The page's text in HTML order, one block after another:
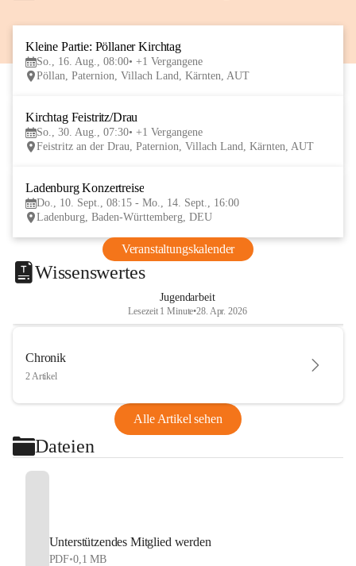
Kleine Partie: Pöllaner Kirchtag
So., 16. Aug., 08:00 +1 Vergangene
Pöllan, Paternion, Villach Land, Kärnten, AUT
Kirchtag Feistritz/Drau
So., 30. Aug., 07:30 +1 Vergangene
Feistritz an der Drau, Paternion, Villach Land, Kärnten, AUT
Ladenburg Konzertreise
Do., 10. Sept., 08:15 - Mo., 14. Sept., 16:00
Ladenburg, Baden-Württemberg, DEU
Veranstaltungskalender
Wissenswertes
Jugendarbeit
Lesezeit 1 Minute•28. Apr. 2026
Chronik
2 Artikel
Alle Artikel sehen
Dateien
Unterstützendes Mitglied werden
PDF•0,1 MB